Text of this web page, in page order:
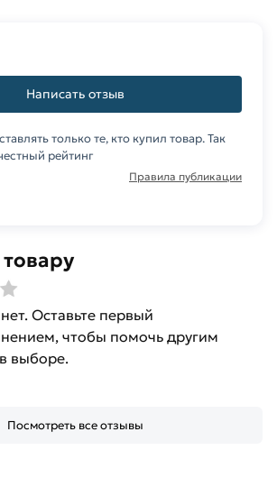
Оставьте первый
чтобы помочь другим
выборе.
Посмотреть все отзывы
Написать отзыв
только те, кто купил товар. Так
рейтинг
Правила публикации